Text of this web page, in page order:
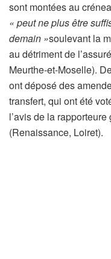
é
à
n
o
s
a
b
o
n
sont montées au
« peut ne plus être
demain »soulevant la
au détriment de
Meurthe-et-Moselle).
ont déposé des
transfert, qui ont été
l’avis de la
(Renaissance, Loiret).